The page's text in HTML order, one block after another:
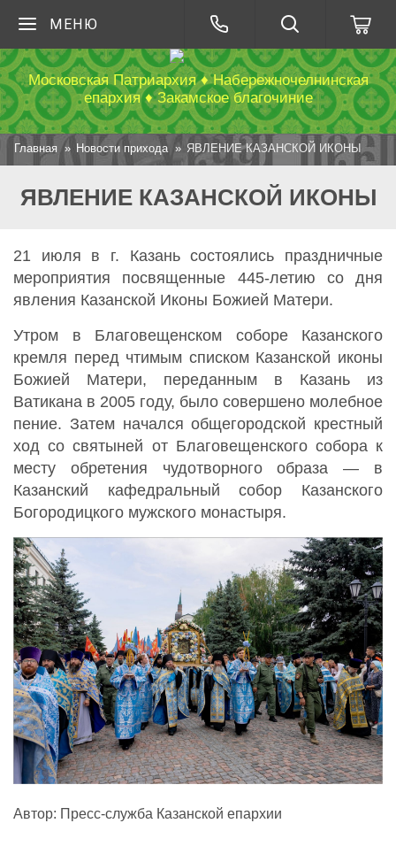
МЕНЮ
Московская Патриархия ♦ Набережночелнинская
епархия ♦ Закамское благочиние
Главная Новости прихода ЯВЛЕНИЕ КАЗАНСКОЙ ИКОНЫ
ЯВЛЕНИЕ КАЗАНСКОЙ ИКОНЫ
21 июля в г. Казань состоялись праздничные
мероприятия посвященные 445-летию со дня
явления Казанской Иконы Божией Матери.
Утром в Благовещенском соборе Казанского
кремля перед чтимым списком Казанской иконы
Божией Матери, переданным в Казань из
Ватикана в 2005 году, было совершено молебное
пение. Затем начался общегородской крестный
ход со святыней от Благовещенского собора к
месту обретения чудотворного образа — в
Казанский кафедральный собор Казанского
Богородицкого мужского монастыря.
Автор: Пресс-служба Казанской епархии